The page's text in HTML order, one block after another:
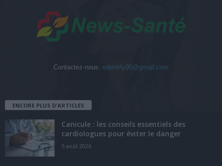
Contactez-nous: edentify95@gmail.com
ENCORE PLUS D'ARTICLES
Canicule : les conseils essentiels des
cardiologues pour éviter le danger
5 août 2026